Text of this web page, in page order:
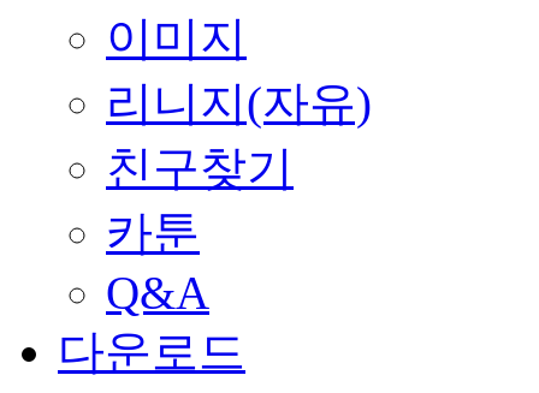
이미지
리니지(자유)
친구찾기
카툰
Q&A
다운로드